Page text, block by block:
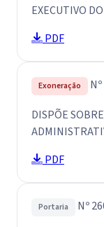
EXECUTIVO
PROVIDÊNCIAS.
PDF
Exoneração
DISPÕE
PROVIDÊNCIAS.
PDF
Portaria Nº